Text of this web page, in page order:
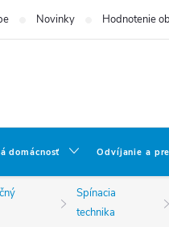
Novinky Hodnotenie
domácnosť Odvíjanie a
Spínacia
technika